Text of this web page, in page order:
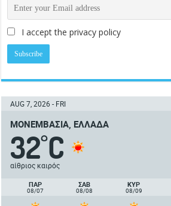
I accept the privacy policy
AUG 7, 2026 - FRI
ΜΟΝΕΜΒΑΣΙΆ, ΕΛΛΆΔΑ
32°C
αίθριος καιρός
ΠΑΡ
08/07
ΣΑΒ
08/08
ΚΥΡ
08/09